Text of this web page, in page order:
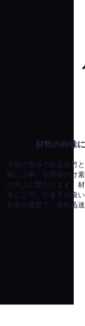
材料の吟味
大地の恵みである真竹
燥に２年。手間暇かけ
の向上に繋がります。
ることで、引き手が扱
在庫が豊富で、常時迅